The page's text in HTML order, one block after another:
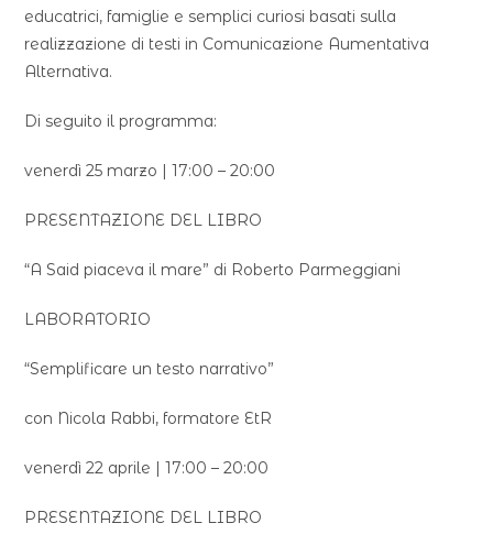
educatrici, famiglie e semplici curiosi basati sulla
realizzazione di testi in Comunicazione Aumentativa
Alternativa.
Di seguito il programma:
venerdì 25 marzo | 17:00 – 20:00
PRESENTAZIONE DEL LIBRO
“A Said piaceva il mare” di Roberto Parmeggiani
LABORATORIO
“Semplificare un testo narrativo”
con Nicola Rabbi, formatore EtR
venerdì 22 aprile | 17:00 – 20:00
PRESENTAZIONE DEL LIBRO